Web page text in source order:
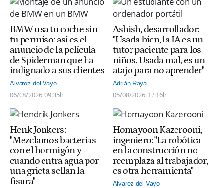
BMW usa tu coche sin
tu permiso: así es el
anuncio de la película
de Spiderman que ha
indignado a sus clientes
Alvarez del Vayo
06/08/2026 09:35h
Ashish, desarrollador:
"Usada bien, la IA es un
tutor paciente para los
niños. Usada mal, es un
atajo para no aprender"
Adrián Raya
05/08/2026 17:16h
Henk Jonkers:
"Mezclamos bacterias
con el hormigón y
cuando entra agua por
una grieta sellan la
fisura"
Homayoon Kazerooni,
ingeniero: "La robótica
en la construcción no
reemplaza al trabajador,
es otra herramienta"
Alvarez del Vayo